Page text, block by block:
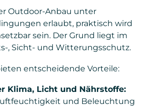
Outdoor-Anbau unter
erlaubt, praktisch wird
sein. Der Grund liegt im
, Sicht- und Witterungsschutz.
entscheidende Vorteile:
Klima, Licht und Nährstoffe:
und Beleuchtung